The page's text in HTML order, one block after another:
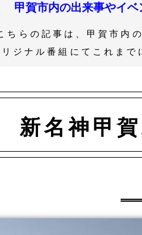
甲賀市内の出来事やイ
ちらの記事は、甲賀市内
ジナル番組にてこれま
新名神甲